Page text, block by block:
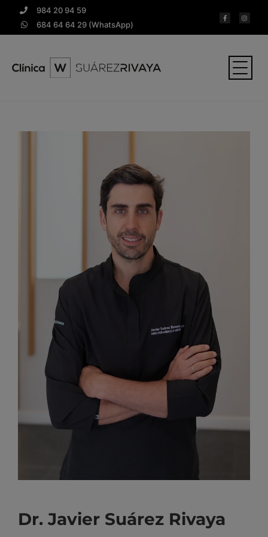
984 20 94 59
684 64 64 29 (WhatsApp)
Dr. Javier Suárez Rivaya